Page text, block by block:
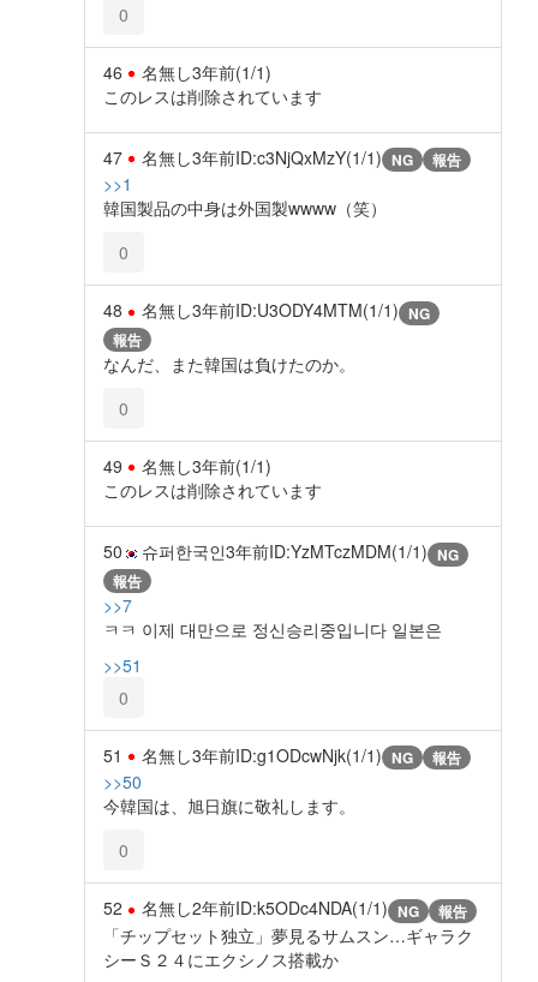
0
46 名無し3年前(1/1)
このレスは削除されています
47 名無し3年前ID:c3NjQxMzY(1/1) NG 報告
>>1
韓国製品の中身は外国製wwww（笑）
0
48 名無し3年前ID:U3ODY4MTM(1/1) NG
報告
なんだ、また韓国は負けたのか。
0
49 名無し3年前(1/1)
このレスは削除されています
50 슈퍼한국인3年前ID:YzMTczMDM(1/1) NG
報告
>>7
ㅋㅋ 이제 대만으로 정신승리중입니다 일본은
>>51
0
51 名無し3年前ID:g1ODcwNjk(1/1) NG 報告
>>50
今韓国は、旭日旗に敬礼します。
0
52 名無し2年前ID:k5ODc4NDA(1/1) NG 報告
「チップセット独立」夢見るサムスン…ギャラク
シーＳ２４にエクシノス搭載か